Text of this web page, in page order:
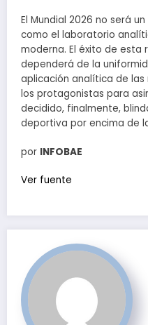
El Mundial 2026 no será
como el laboratorio
moderna. El éxito de esta
dependerá de la
aplicación analítica de
los protagonistas para
decidido, finalmente,
deportiva por encima de
por INFOBAE
Ver fuente